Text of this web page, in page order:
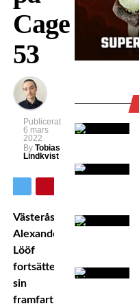
Cage
53
Publicerat
6 mars
2022
By Tobias
Lindkvist
Västeråsfajtern
Alexander
Lööf
fortsätter
sin
framfart